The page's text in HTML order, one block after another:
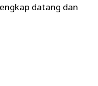
datang dan